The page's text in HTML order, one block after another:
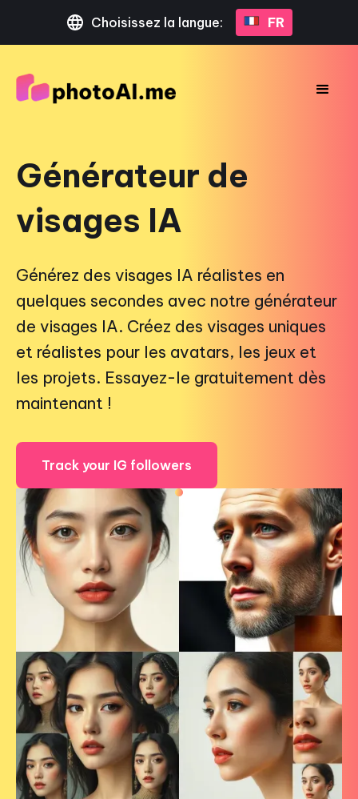
Choisissez la langue: FR
Générateur de
visages IA
Générez des visages IA réalistes en
quelques secondes avec notre générateur
de visages IA. Créez des visages uniques
et réalistes pour les avatars, les jeux et
les projets. Essayez-le gratuitement dès
maintenant !
Track your IG followers